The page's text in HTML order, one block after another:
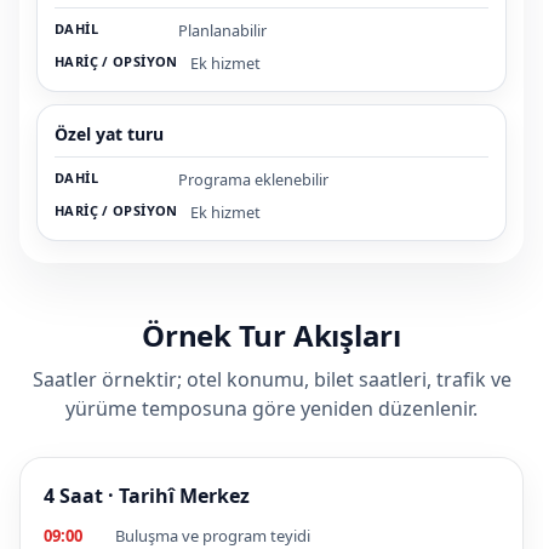
Planlanabilir
Ek hizmet
Özel yat turu
Programa eklenebilir
Ek hizmet
Örnek Tur Akışları
Saatler örnektir; otel konumu, bilet saatleri, trafik ve
yürüme temposuna göre yeniden düzenlenir.
4 Saat · Tarihî Merkez
09:00
Buluşma ve program teyidi